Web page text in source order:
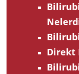
Direkt